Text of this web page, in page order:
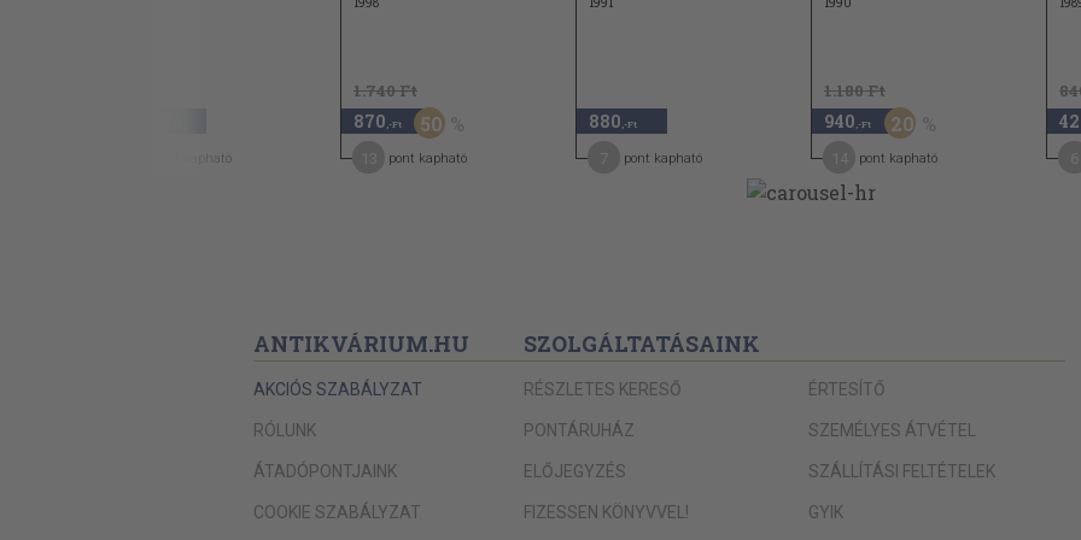
pont kapható
1.740 Ft
870 ,-Ft 50
pont kapható
880 ,-Ft
pont kapható
1.180 Ft
940 ,-Ft 20
pont kapható
ANTIKVÁRIUM.HU
AKCIÓS SZABÁLYZAT
RÓLUNK
ÁTADÓPONTJAINK
COOKIE SZABÁLYZAT
SZOLGÁLTATÁSAINK
RÉSZLETES KERESŐ
PONTÁRUHÁZ
ELŐJEGYZÉS
FIZESSEN KÖNYVVEL!
ÉRTESÍTŐ
SZEMÉLYES ÁTVÉTEL
SZÁLLÍTÁSI FELTÉTELEK
GYIK